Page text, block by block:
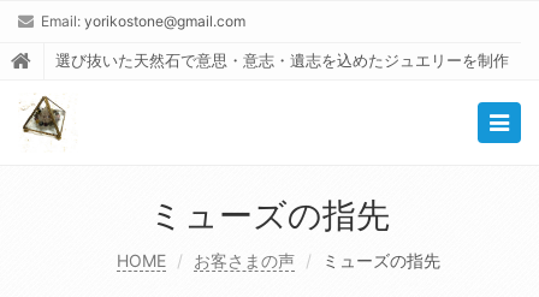
Email: yorikostone@gmail.com
選び抜いた天然石で意思・意志・遺志を込めたジュエリーを制作
ミューズの指先
HOME お客さまの声 ミューズの指先